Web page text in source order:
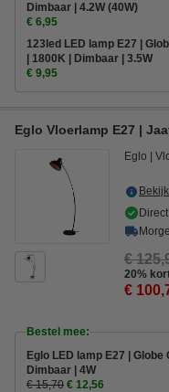
Dimbaar | 4.2W (40W)
€ 6,95
123led LED lamp E27 |
| 1800K | Dimbaar | 3.5W
€ 9,95
Eglo Vloerlamp E27 |
Eglo
€
20%
€
Bestel mee:
Eglo LED lamp E27 | Globe
Dimbaar | 4W
€ 15,70 € 12,56